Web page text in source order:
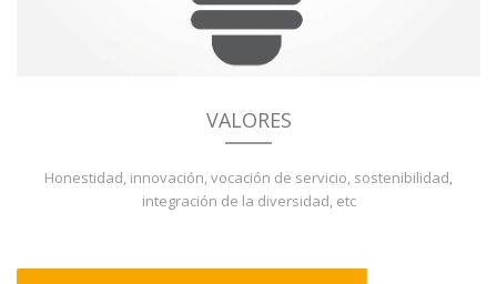
VALORES
Honestidad, innovación, vocación de servicio, sostenibilidad,
integración de la diversidad, etc